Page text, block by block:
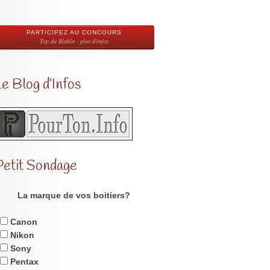
PARTICIPEZ AU CONCOURS
Top du Blabla - plus d'infos
Blog d’Infos
Sondage
La marque de vos boitiers?
Canon
Nikon
Sony
Pentax